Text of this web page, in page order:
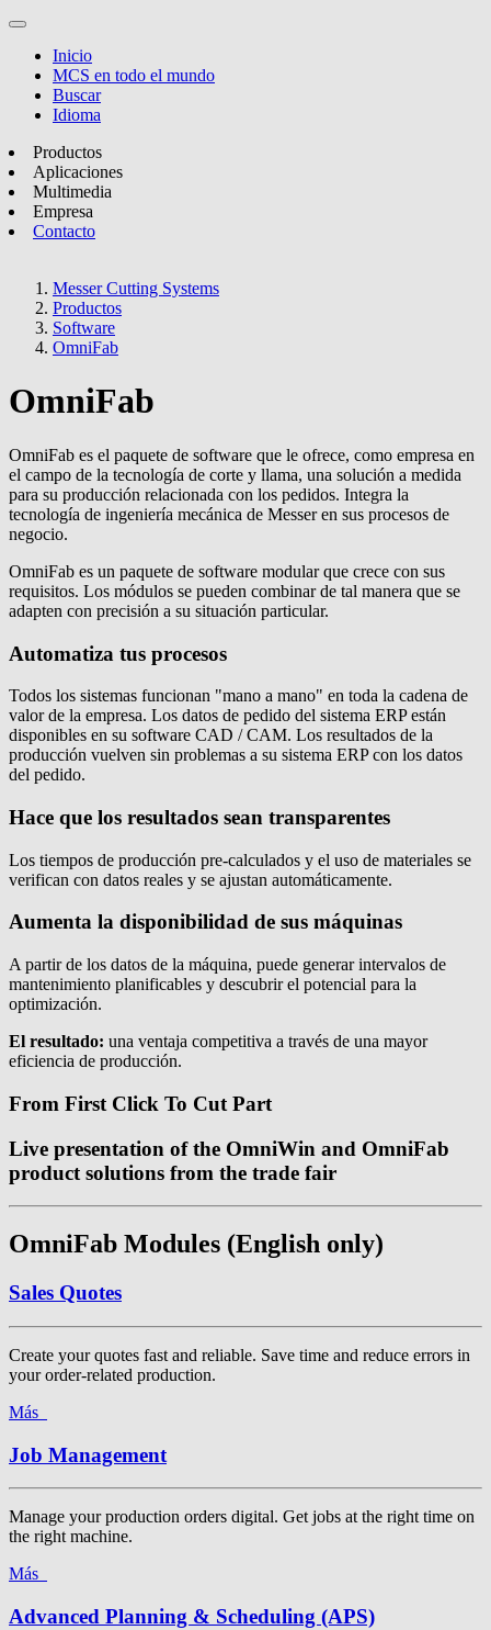
Inicio
MCS en todo el mundo
Buscar
Idioma
Productos
Aplicaciones
Multimedia
Empresa
Contacto
Messer Cutting Systems
Productos
Software
OmniFab
OmniFab
OmniFab es el paquete de software que le ofrece, como empresa en
el campo de la tecnología de corte y llama, una solución a medida
para su producción relacionada con los pedidos. Integra la
tecnología de ingeniería mecánica de Messer en sus procesos de
negocio.
OmniFab es un paquete de software modular que crece con sus
requisitos. Los módulos se pueden combinar de tal manera que se
adapten con precisión a su situación particular.
Automatiza tus procesos
Todos los sistemas funcionan "mano a mano" en toda la cadena de
valor de la empresa. Los datos de pedido del sistema ERP están
disponibles en su software CAD / CAM. Los resultados de la
producción vuelven sin problemas a su sistema ERP con los datos
del pedido.
Hace que los resultados sean transparentes
Los tiempos de producción pre-calculados y el uso de materiales se
verifican con datos reales y se ajustan automáticamente.
Aumenta la disponibilidad de sus máquinas
A partir de los datos de la máquina, puede generar intervalos de
mantenimiento planificables y descubrir el potencial para la
optimización.
El resultado: una ventaja competitiva a través de una mayor
eficiencia de producción.
From First Click To Cut Part
Live presentation of the OmniWin and OmniFab
product solutions from the trade fair
OmniFab Modules (English only)
Sales Quotes
Create your quotes fast and reliable. Save time and reduce errors in
your order-related production.
Más
Job Management
Manage your production orders digital. Get jobs at the right time on
the right machine.
Más
Advanced Planning & Scheduling (APS)